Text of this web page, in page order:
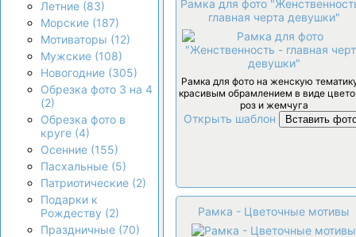
Летние (83)
Морские (187)
Мотиваторы (12)
Мужские (108)
Новогодние (305)
Обрезка фото 3 на 4
(2)
Обрезка фото в
круге (4)
Осенние (155)
Пасхальные (5)
Патриотические (2)
Подарки к
Рождеству (2)
Праздничные (70)
Рамка для фото
главная черта девушки"
Рамка для фото на женскую
красивым обрамлением в виде
роз и жемчуга
Открыть шаблон Вставить
Рамка - Цветочные мотивы